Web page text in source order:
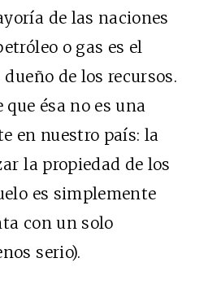
de las naciones
o gas es el
de los recursos.
ésa no es una
en nuestro país: la
la propiedad de los
es simplemente
con un solo
serio).